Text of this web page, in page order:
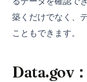
築くだけでなく、
こともできます。
Data.gov